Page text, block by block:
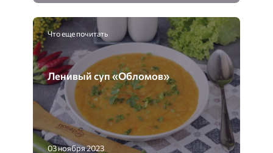
Что еще почитать
Ленивый суп «Обломов»
03 ноября 2023